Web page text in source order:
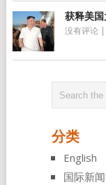
获释美
没有评论 |
分类
English
国际新闻